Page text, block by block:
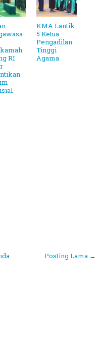
RI
KMA Lantik
5 Ketua
Pengadilan
Tinggi
Agama
Posting Lama →